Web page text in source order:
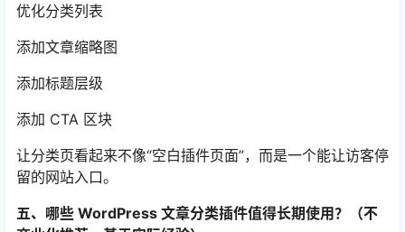
优化分类列表
添加文章缩略图
添加标题层级
添加 CTA 区块
让分类页看起来不像“空白插件页面”，而是一个能让访客停
留的网站入口。
五、哪些 WordPress 文章分类插件值得长期使用？（不